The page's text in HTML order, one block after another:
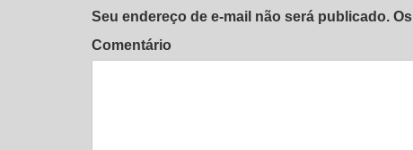
Seu endereço de e-mail não será publicado.
Comentário